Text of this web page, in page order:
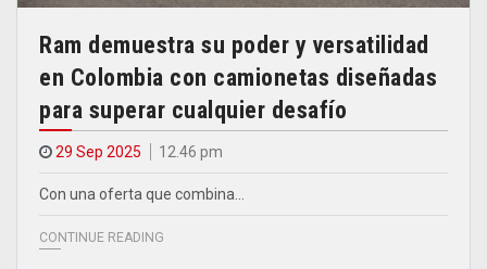
Ram demuestra su poder y versatilidad
en Colombia con camionetas diseñadas
para superar cualquier desafío
29 Sep 2025 12.46 pm
Con una oferta que combina…
CONTINUE READING